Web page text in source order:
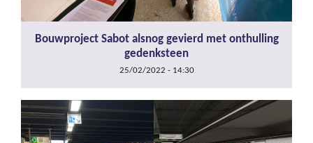
Bouwproject Sabot alsnog gevierd met onthulling
gedenksteen
25/02/2022 - 14:30